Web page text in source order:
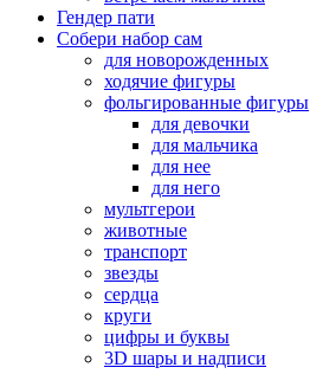
Гендер пати
Собери набор сам
для новорожденных
ходячие фигуры
фольгированные фигуры
для девочки
для мальчика
для нее
для него
мультгерои
животные
транспорт
звезды
сердца
круги
цифры и буквы
3D шары и надписи